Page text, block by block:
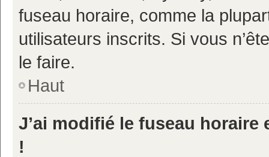
fuseau horaire, comme la
utilisateurs inscrits. Si vous
le faire.
Haut
J’ai modifié le fuseau horaire
!